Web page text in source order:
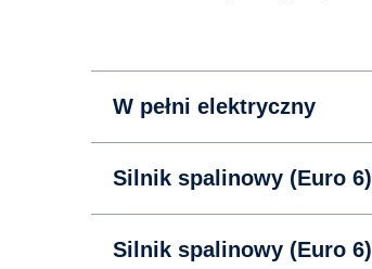
W pełni elektryczny
Silnik spalinowy (Euro 6)
Silnik spalinowy (Euro 6)